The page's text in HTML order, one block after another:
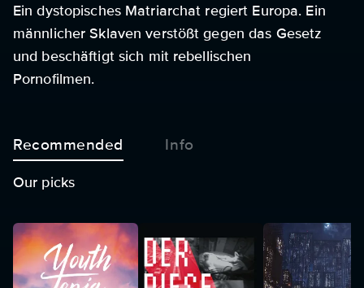
Ein dystopisches Matriarchat regiert Europa. Ein
männlicher Sklaven verstößt gegen das Gesetz
und beschäftigt sich mit rebellischen
Pornofilmen.
Recommended Info
Our picks